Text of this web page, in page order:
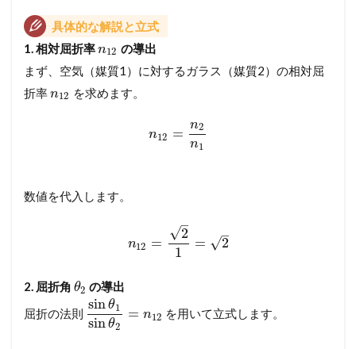
具体的な解説と立式
1. 相対屈折率n12 の導出
まず、空気（媒質1）に対するガラス（媒質2）の相対屈
折率n12 を求めます。
n12 =
n2
n1
数値を代入します。
n12 =
2
–
√
1
= 2
–
√
2. 屈折角 θ2 の導出
屈折の法則
sinθ1
sinθ2
= n12 を用いて立式します。